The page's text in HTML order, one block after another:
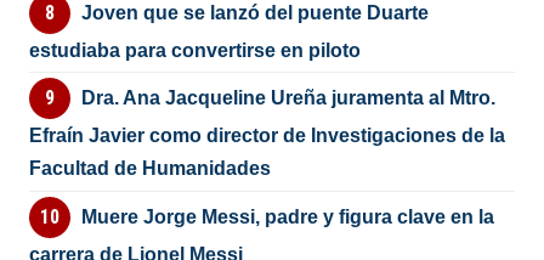
Joven que se lanzó del puente Duarte
estudiaba para convertirse en piloto
Dra. Ana Jacqueline Ureña juramenta al Mtro.
Efraín Javier como director de Investigaciones de la
Facultad de Humanidades
Muere Jorge Messi, padre y figura clave en la
carrera de Lionel Messi